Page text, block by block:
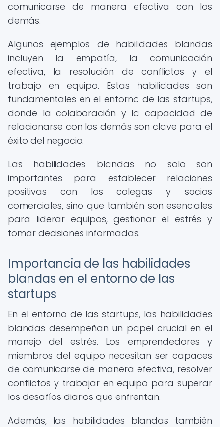
comunicarse de manera efectiva con los
demás.
Algunos ejemplos de habilidades blandas
incluyen la empatía, la comunicación
efectiva, la resolución de conflictos y el
trabajo en equipo. Estas habilidades son
fundamentales en el entorno de las startups,
donde la colaboración y la capacidad de
relacionarse con los demás son clave para el
éxito del negocio.
Las habilidades blandas no solo son
importantes para establecer relaciones
positivas con los colegas y socios
comerciales, sino que también son esenciales
para liderar equipos, gestionar el estrés y
tomar decisiones informadas.
Importancia de las habilidades
blandas en el entorno de las
startups
En el entorno de las startups, las habilidades
blandas desempeñan un papel crucial en el
manejo del estrés. Los emprendedores y
miembros del equipo necesitan ser capaces
de comunicarse de manera efectiva, resolver
conflictos y trabajar en equipo para superar
los desafíos diarios que enfrentan.
Además, las habilidades blandas también